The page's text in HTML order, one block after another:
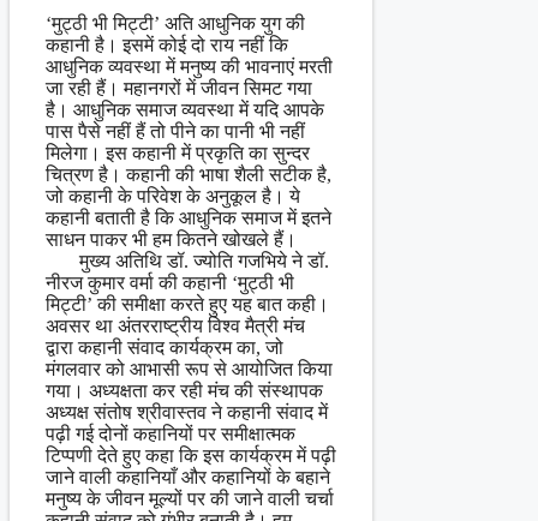
‘मुट्ठी भी मिट्टी’ अति आधुनिक युग की
कहानी है। इसमें कोई दो राय नहीं कि
आधुनिक व्यवस्था में मनुष्य की भावनाएं मरती
जा रही हैं। महानगरों में जीवन सिमट गया
है। आधुनिक समाज व्यवस्था में यदि आपके
पास पैसे नहीं हैं तो पीने का पानी भी नहीं
मिलेगा। इस कहानी में प्रकृति का सुन्दर
चित्रण है। कहानी की भाषा शैली सटीक है,
जो कहानी के परिवेश के अनुकूल है। ये
कहानी बताती है कि आधुनिक समाज में इतने
साधन पाकर भी हम कितने खोखले हैं।
मुख्य अतिथि डॉ. ज्योति गजभिये ने डॉ.
नीरज कुमार वर्मा की कहानी ‘मुट्ठी भी
मिट्टी’ की समीक्षा करते हुए यह बात कही।
अवसर था अंतरराष्ट्रीय विश्व मैत्री मंच
द्वारा कहानी संवाद कार्यक्रम का, जो
मंगलवार को आभासी रूप से आयोजित किया
गया। अध्यक्षता कर रही मंच की संस्थापक
अध्यक्ष संतोष श्रीवास्तव ने कहानी संवाद में
पढ़ी गई दोनों कहानियों पर समीक्षात्मक
टिप्पणी देते हुए कहा कि इस कार्यक्रम में पढ़ी
जाने वाली कहानियाँ और कहानियों के बहाने
मनुष्य के जीवन मूल्यों पर की जाने वाली चर्चा